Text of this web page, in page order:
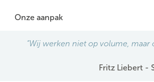
Onze aanpak
“Wij werken niet op volume, maar
Fritz Liebert -